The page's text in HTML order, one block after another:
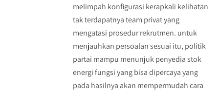
melimpah konfigurasi kerapkali kelihatan
tak terdapatnya team privat yang
mengatasi prosedur rekrutmen. untuk
menjauhkan persoalan sesuai itu, politik
partai mampu menunjuk penyedia stok
energi fungsi yang bisa dipercaya yang
pada hasilnya akan mempermudah cara